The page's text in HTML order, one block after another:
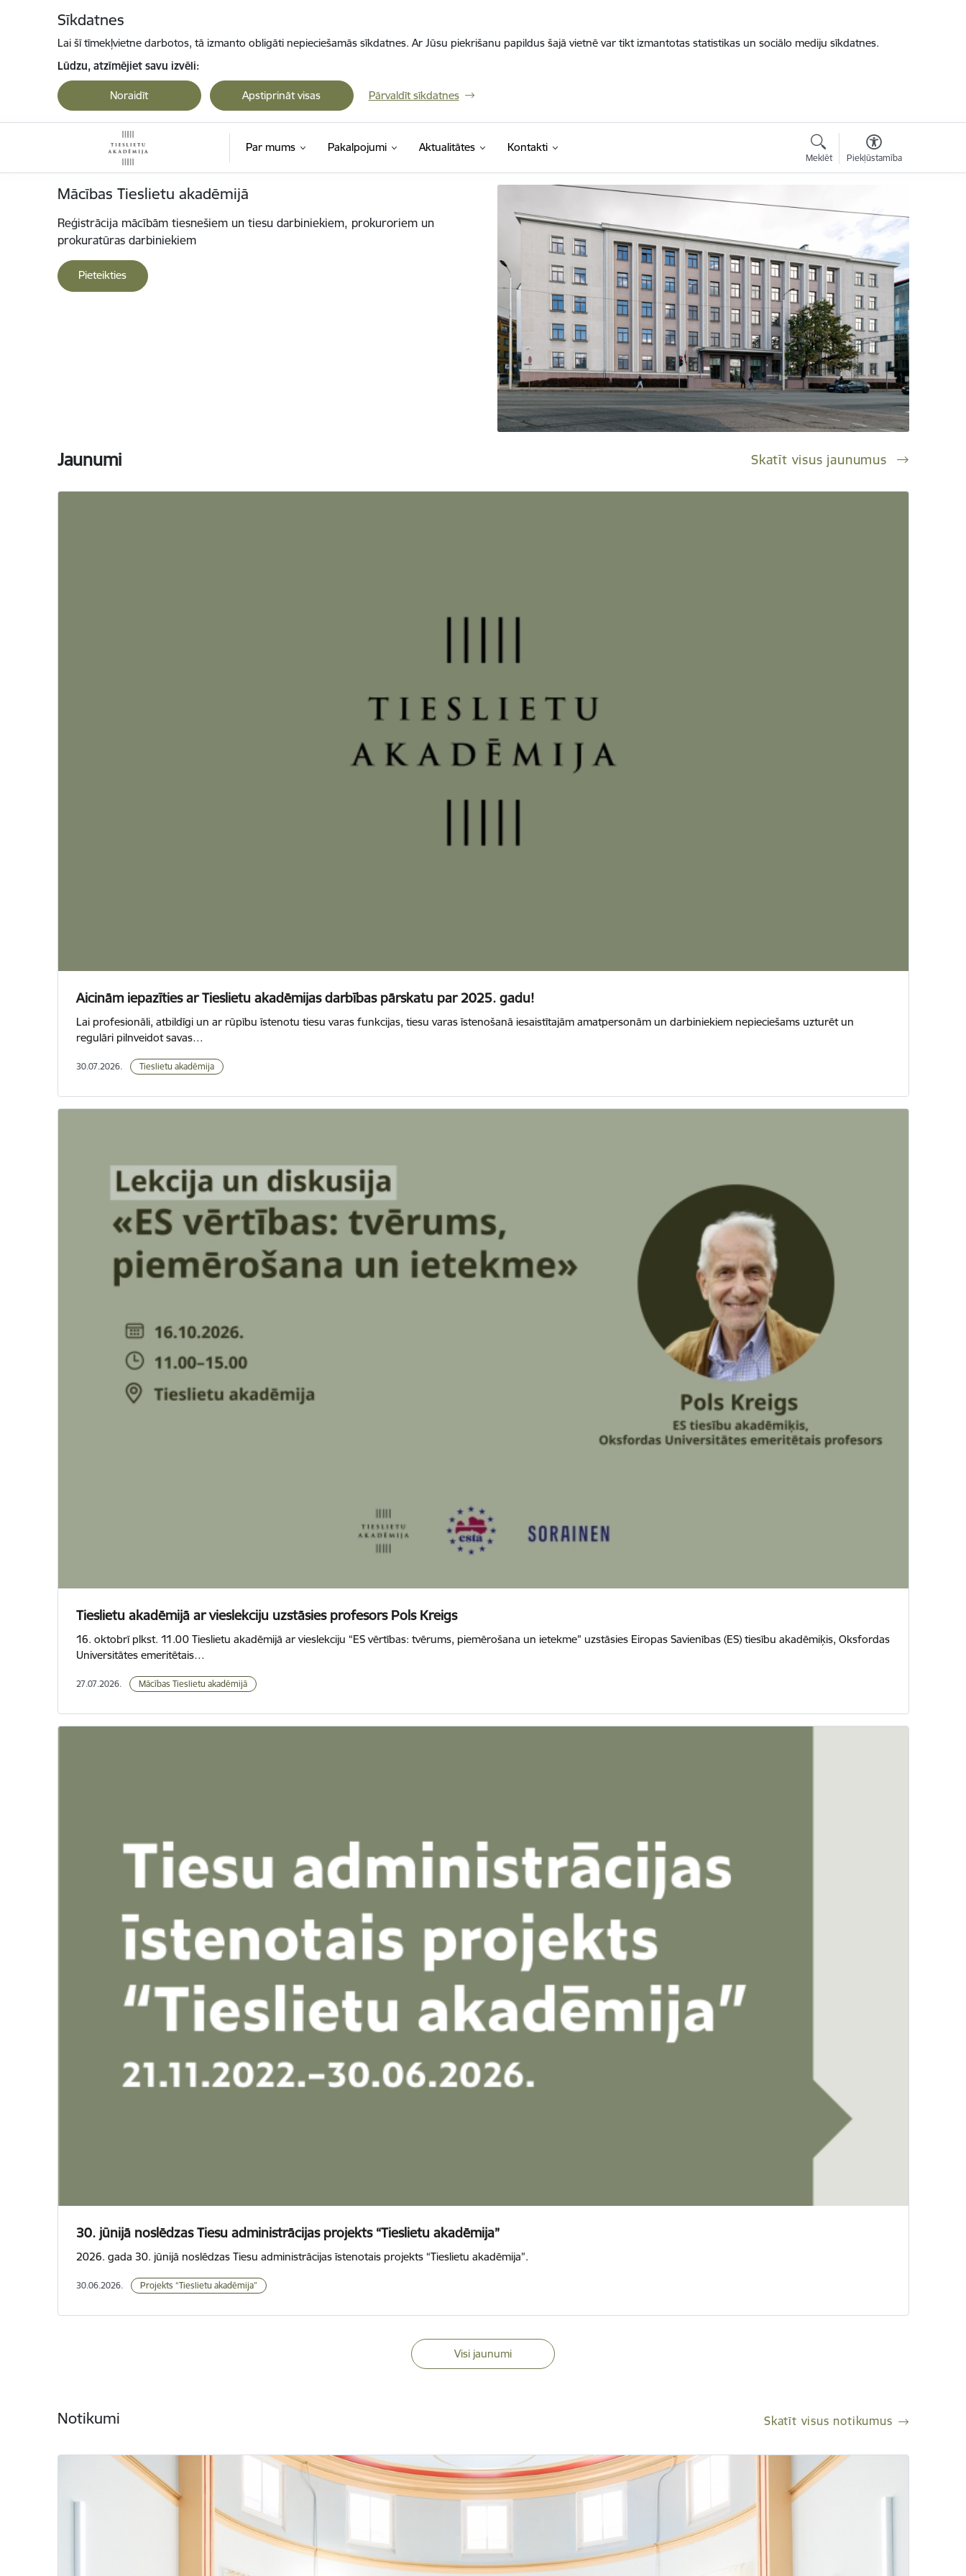
Sīkdatnes
Lai šī tīmekļvietne darbotos, tā izmanto obligāti nepieciešamās sīkdatnes. Ar Jūsu piekrišanu papildus šajā vietnē var tikt izmantotas statistikas un sociālo mediju sīkdatnes.
Lūdzu, atzīmējiet savu izvēli:
Noraidīt Apstiprināt visas Pārvaldīt sīkdatnes
Par mums Pakalpojumi Aktualitātes Kontakti
Meklēt Piekļūstamība
Mācības Tieslietu akadēmijā
Reģistrācija mācībām tiesnešiem un tiesu darbiniekiem, prokuroriem un
prokuratūras darbiniekiem
Pieteikties
Jaunumi Skatīt visus jaunumus
Aicinām iepazīties ar Tieslietu akadēmijas darbības pārskatu par 2025. gadu!
Lai profesionāli, atbildīgi un ar rūpību īstenotu tiesu varas funkcijas, tiesu varas īstenošanā iesaistītajām amatpersonām un darbiniekiem nepieciešams uzturēt un
regulāri pilnveidot savas…
30.07.2026. Tieslietu akadēmija
Tieslietu akadēmijā ar vieslekciju uzstāsies profesors Pols Kreigs
16. oktobrī plkst. 11.00 Tieslietu akadēmijā ar vieslekciju “ES vērtības: tvērums, piemērošana un ietekme” uzstāsies Eiropas Savienības (ES) tiesību akadēmiķis, Oksfordas
Universitātes emeritētais…
27.07.2026. Mācības Tieslietu akadēmijā
30. jūnijā noslēdzas Tiesu administrācijas projekts “Tieslietu akadēmija”
2026. gada 30. jūnijā noslēdzas Tiesu administrācijas īstenotais projekts “Tieslietu akadēmija”.
30.06.2026. Projekts “Tieslietu akadēmija”
Visi jaunumi
Notikumi Skatīt visus notikumus